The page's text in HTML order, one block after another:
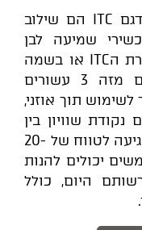
מכשירי שמיעה מסגרת ST ומדגם ITC הם שילוב
שמיעה לבן
מכשיר תוך אוזני חבוי וקטן, צורת הITC או בשמה
המלא In The Canal, נחשבים מזה 3 עשורים
תוך אוזני,
שוויון בין
גודל לבין כוח עוצמתי שיכול להגיעה לטווח של 20-
יכולים להנות
היום, כולל